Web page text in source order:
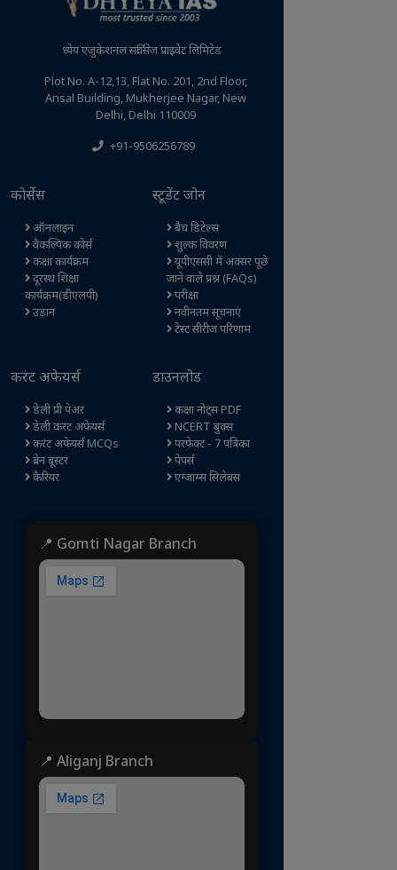
ध्येय एजुकेशनल सर्विसेज प्राइवेट लिमिटेड
Plot No. A-12,13, Flat No. 201, 2nd Floor,
Ansal Building, Mukherjee Nagar, New
Delhi, Delhi 110009
+91-9506256789
कोर्सेस
ऑनलाइन
वैकल्पिक कोर्स
कक्षा कार्यक्रम
दूरस्थ शिक्षा
कार्यक्रम(डीएलपी)
उड़ान
स्टूडेंट जोन
बैच डिटेल्स
शुल्क विवरण
यूपीएससी में अक्सर पूछे
जाने वाले प्रश्न (FAQs)
परीक्षा
नवीनतम सूचनाएं
टेस्ट सीरीज परिणाम
करंट अफेयर्स
डेली प्री पेअर
डेली करंट अफेयर्स
करंट अफेयर्स MCQs
ब्रेन बूस्टर
कैरियर
डाउनलोड
कक्षा नोट्स PDF
NCERT बुक्स
परफेक्ट - 7 पत्रिका
पेपर्स
एग्जाम्स सिलेबस
📍 Gomti Nagar Branch
📍 Aliganj Branch